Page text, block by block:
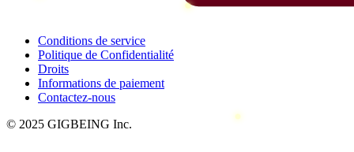
Conditions de service
Politique de Confidentialité
Droits
Informations de paiement
Contactez-nous
© 2025 GIGBEING Inc.